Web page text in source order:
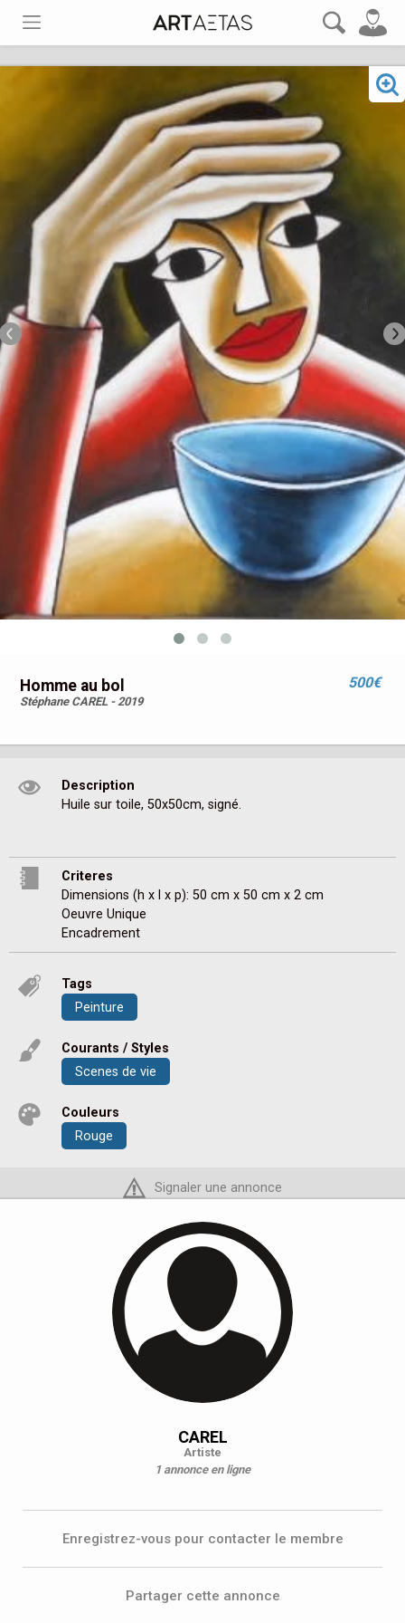
Homme au bol
Stéphane CAREL - 2019
500€
Description
Huile sur toile, 50x50cm, signé.
Criteres
Dimensions (h x l x p): 50 cm x 50 cm x 2 cm
Oeuvre Unique
Encadrement
Tags
Peinture
Courants / Styles
Scenes de vie
Couleurs
Rouge
Signaler une annonce
CAREL
Artiste
1 annonce en ligne
Enregistrez-vous pour contacter le membre
Partager cette annonce